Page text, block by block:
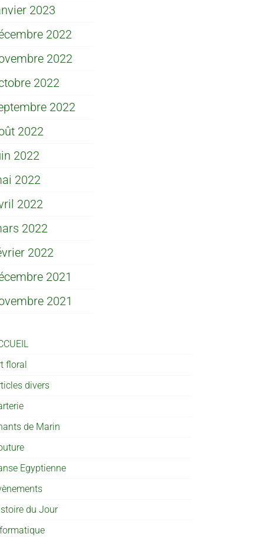
2023
2022
2022
2022
2022
2022
2022
2022
2022
2022
2022
2021
2021
floral
divers
de Marin
Egyptienne
du Jour